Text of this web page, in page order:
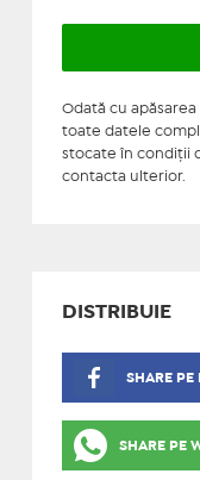
Odată cu apăsarea
toate datele
stocate în condiţii
contacta ulterior.
DISTRIBUIE
SHARE PE
SHARE PE